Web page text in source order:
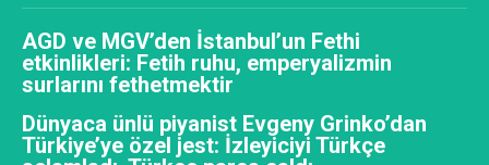
AGD ve MGV’den İstanbul’un Fethi
etkinlikleri: Fetih ruhu, emperyalizmin
surlarını fethetmektir
Dünyaca ünlü piyanist Evgeny Grinko’dan
Türkiye’ye özel jest: İzleyiciyi Türkçe